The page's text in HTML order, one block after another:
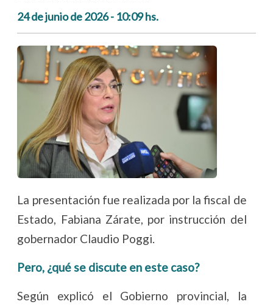
24 de junio de 2026 - 10:09 hs.
La presentación fue realizada por la fiscal de
Estado, Fabiana Zárate, por instrucción del
gobernador Claudio Poggi.
Pero, ¿qué se discute en este caso?
Según explicó el Gobierno provincial, la